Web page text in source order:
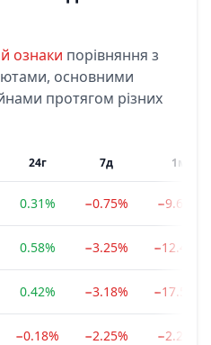
ознаки порівняння з
основними
протягом різних
24г 7д 1м
0.31% −0.75% −9.61%
0.58% −3.25% −12.48%
0.42% −3.18% −17.57%
−0.18% −2.25% −2.28%